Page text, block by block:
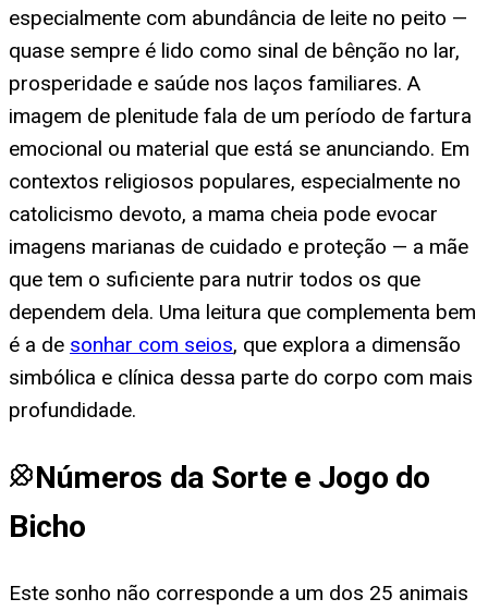
especialmente com abundância de leite no peito —
quase sempre é lido como sinal de bênção no lar,
prosperidade e saúde nos laços familiares. A
imagem de plenitude fala de um período de fartura
emocional ou material que está se anunciando. Em
contextos religiosos populares, especialmente no
catolicismo devoto, a mama cheia pode evocar
imagens marianas de cuidado e proteção — a mãe
que tem o suficiente para nutrir todos os que
dependem dela. Uma leitura que complementa bem
é a de sonhar com seios, que explora a dimensão
simbólica e clínica dessa parte do corpo com mais
profundidade.
Números da Sorte e Jogo do
Bicho
Este sonho não corresponde a um dos 25 animais